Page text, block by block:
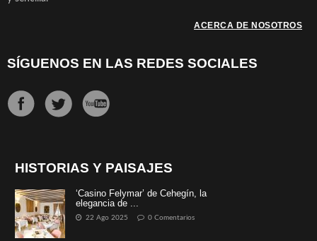
ACERCA DE NOSOTROS
SÍGUENOS EN LAS REDES SOCIALES
HISTORIAS Y PAISAJES
‘Casino Felymar’ de Cehegín, la
elegancia de ...
22 Ago 2025 0 Comentarios